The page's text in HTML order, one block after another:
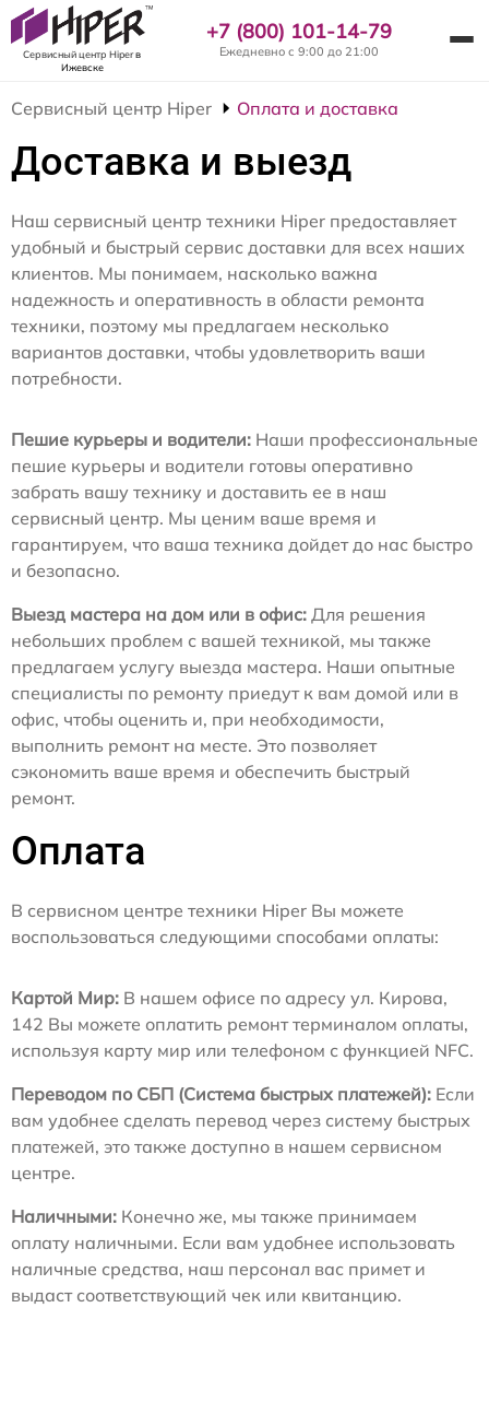
Сервисный центр Hiperв
Ижевске
+7 (800) 101-14-79
Ежедневно с 9:00 до 21:00
Сервисный центр Hiper Оплата и доставка
Доставка и выезд
Наш сервисный центр техники Hiper предоставляет
удобный и быстрый сервис доставки для всех наших
клиентов. Мы понимаем, насколько важна
надежность и оперативность в области ремонта
техники, поэтому мы предлагаем несколько
вариантов доставки, чтобы удовлетворить ваши
потребности.
Пешие курьеры и водители: Наши профессиональные
пешие курьеры и водители готовы оперативно
забрать вашу технику и доставить ее в наш
сервисный центр. Мы ценим ваше время и
гарантируем, что ваша техника дойдет до нас быстро
и безопасно.
Выезд мастера на дом или в офис: Для решения
небольших проблем с вашей техникой, мы также
предлагаем услугу выезда мастера. Наши опытные
специалисты по ремонту приедут к вам домой или в
офис, чтобы оценить и, при необходимости,
выполнить ремонт на месте. Это позволяет
сэкономить ваше время и обеспечить быстрый
ремонт.
Оплата
В сервисном центре техники Hiper Вы можете
воспользоваться следующими способами оплаты:
Картой Мир: В нашем офисе по адресу ул. Кирова,
142 Вы можете оплатить ремонт терминалом оплаты,
используя карту мир или телефоном с функцией NFC.
Переводом по СБП (Система быстрых платежей): Если
вам удобнее сделать перевод через систему быстрых
платежей, это также доступно в нашем сервисном
центре.
Наличными: Конечно же, мы также принимаем
оплату наличными. Если вам удобнее использовать
наличные средства, наш персонал вас примет и
выдаст соответствующий чек или квитанцию.